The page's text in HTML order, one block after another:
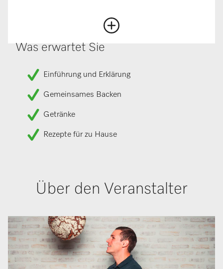
Was erwartet Sie
Einführung und Erklärung
Gemeinsames Backen
Getränke
Rezepte für zu Hause
Über den Veranstalter